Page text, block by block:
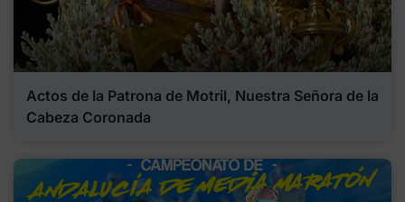
Actos de la Patrona de Motril, Nuestra Señora de la
Cabeza Coronada